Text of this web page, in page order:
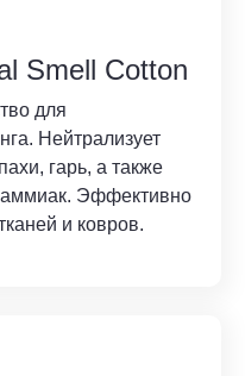
Smell Cotton
для
Нейтрализует
гарь, а также
аммиак. Эффективно
и ковров.